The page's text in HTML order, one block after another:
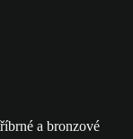
a bronzové